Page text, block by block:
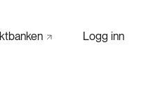
Logg inn